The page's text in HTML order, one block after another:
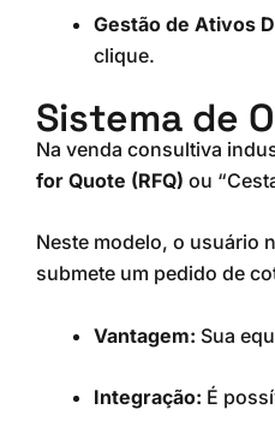
Gestão de Ativos
clique.
Sistema de
Na venda consultiva
for Quote (RFQ) ou
Neste modelo, o usuário
submete um pedido de
Vantagem: Sua
Integração: É